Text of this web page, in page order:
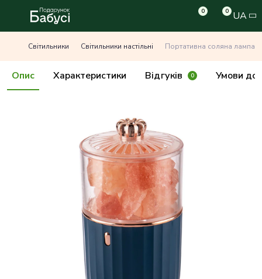
0 0 UA
Світильники Світильники настільні Портативна соляна лампа з
Опис Характеристики Відгуків 0 Умови